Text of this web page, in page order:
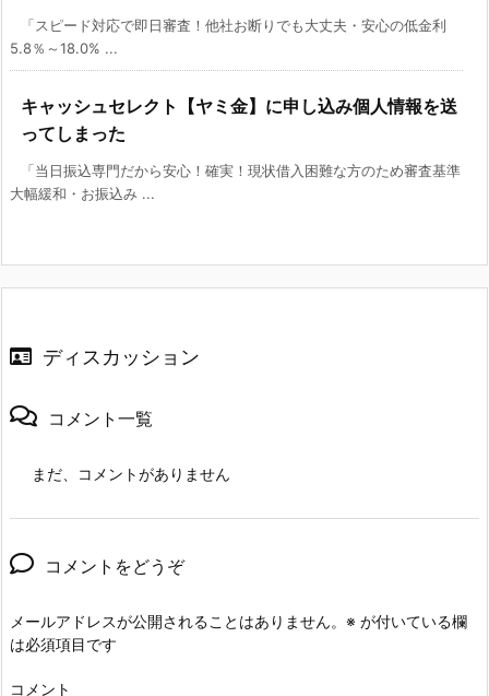
「スピード対応で即日審査！他社お断りでも大丈夫・安心の低金利
5.8％～18.0% ...
キャッシュセレクト【ヤミ金】に申し込み個人情報を送
ってしまった
「当日振込専門だから安心！確実！現状借入困難な方のため審査基準
大幅緩和・お振込み ...
ディスカッション
コメント一覧
まだ、コメントがありません
コメントをどうぞ
メールアドレスが公開されることはありません。 ※ が付いている欄
は必須項目です
コメント